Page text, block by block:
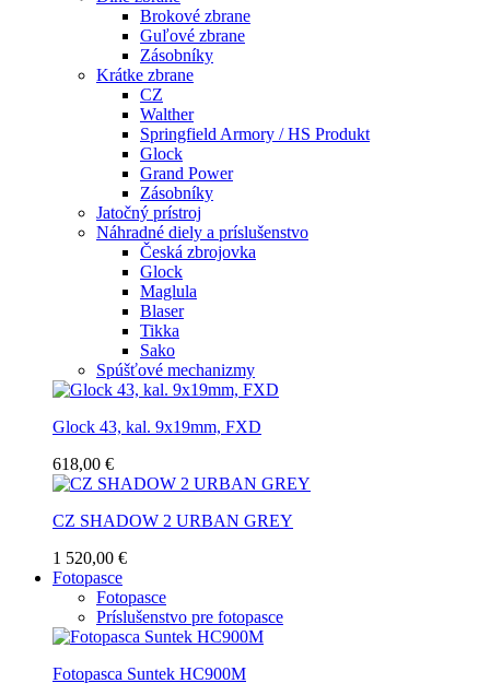
Brokové zbrane
Guľové zbrane
Zásobníky
Krátke zbrane
CZ
Walther
Springfield Armory / HS Produkt
Glock
Grand Power
Zásobníky
Jatočný prístroj
Náhradné diely a príslušenstvo
Česká zbrojovka
Glock
Maglula
Blaser
Tikka
Sako
Spúšťové mechanizmy
Glock 43, kal. 9x19mm, FXD
618,00 €
CZ SHADOW 2 URBAN GREY
1 520,00 €
Fotopasce
Fotopasce
Príslušenstvo pre fotopasce
Fotopasca Suntek HC900M